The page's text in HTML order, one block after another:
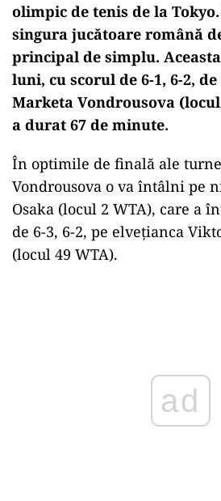
olimpic de tenis de la
singura jucătoare română
principal de simplu.
luni, cu scorul de 6-1, 6-2,
Marketa Vondrousova
a durat 67 de minute.
În optimile de finală ale
Vondrousova o va întâlni pe
Osaka (locul 2 WTA), care a
de 6-3, 6-2, pe elvețianca
(locul 49 WTA).